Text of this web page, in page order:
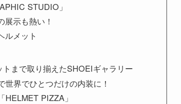
STUDIO」
示も熱い！
ルメット
まで取り揃えたSHOEIギャラリー
界でひとつだけの内装に！
HELMET PIZZA」